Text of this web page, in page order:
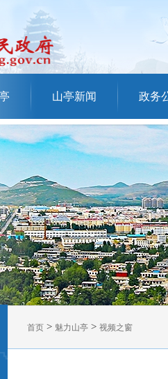
山亭新闻 政务
首页 > 魅力山亭 > 视频之窗